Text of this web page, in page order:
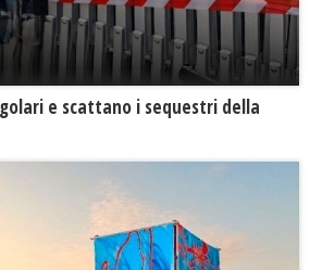
e scattano i sequestri della